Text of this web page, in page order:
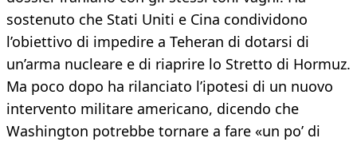
sostenuto che Stati Uniti e Cina condividono
l’obiettivo di impedire a Teheran di dotarsi di
un’arma nucleare e di riaprire lo Stretto di Hormuz.
Ma poco dopo ha rilanciato l’ipotesi di un nuovo
intervento militare americano, dicendo che
Washington potrebbe tornare a fare «un po’ di